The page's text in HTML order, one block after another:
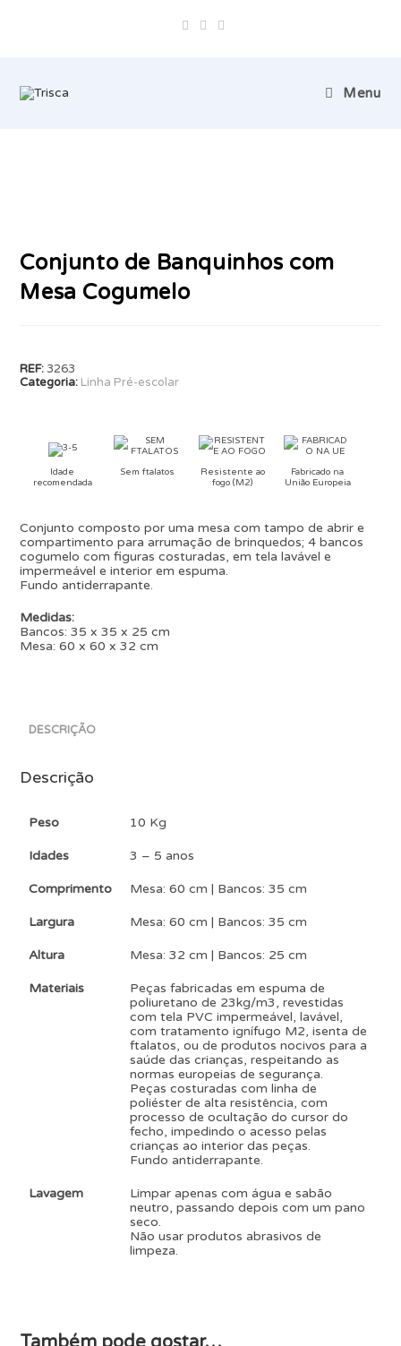
Menu
Conjunto de Banquinhos com
Mesa Cogumelo
REF:3263
Categoria: Linha Pré-escolar
Idade
recomendada
Sem ftalatos
Resistente ao
fogo (M2)
Fabricado na
União Europeia
Conjunto composto por uma mesa com tampo de abrir e
compartimento para arrumação de brinquedos; 4 bancos
cogumelo com figuras costuradas, em tela lavável e
impermeável e interior em espuma.
Fundo antiderrapante.
Medidas:
Bancos: 35 x 35 x 25 cm
Mesa: 60 x 60 x 32 cm
DESCRIÇÃO
Descrição
Peso 10 Kg
Idades 3 – 5 anos
Comprimento Mesa: 60 cm | Bancos: 35 cm
Largura Mesa: 60 cm | Bancos: 35 cm
Altura Mesa: 32 cm | Bancos: 25 cm
Materiais
Peças fabricadas em espuma de
poliuretano de 23kg/m3, revestidas
com tela PVC impermeável, lavável,
com tratamento ignífugo M2, isenta de
ftalatos, ou de produtos nocivos para a
saúde das crianças, respeitando as
normas europeias de segurança.
Peças costuradas com linha de
poliéster de alta resistência, com
processo de ocultação do cursor do
fecho, impedindo o acesso pelas
crianças ao interior das peças.
Fundo antiderrapante.
Lavagem
Limpar apenas com água e sabão
neutro, passando depois com um pano
seco.
Não usar produtos abrasivos de
limpeza.